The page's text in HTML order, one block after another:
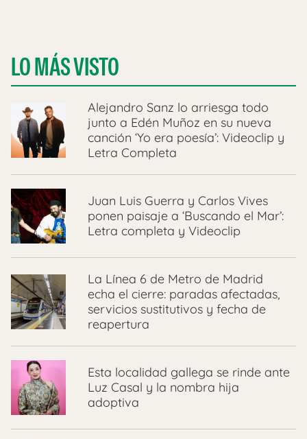
LO MÁS VISTO
Alejandro Sanz lo arriesga todo
junto a Edén Muñoz en su nueva
canción ‘Yo era poesía’: Videoclip y
Letra Completa
Juan Luis Guerra y Carlos Vives
ponen paisaje a ‘Buscando el Mar’:
Letra completa y Videoclip
La Línea 6 de Metro de Madrid
echa el cierre: paradas afectadas,
servicios sustitutivos y fecha de
reapertura
Esta localidad gallega se rinde ante
Luz Casal y la nombra hija
adoptiva